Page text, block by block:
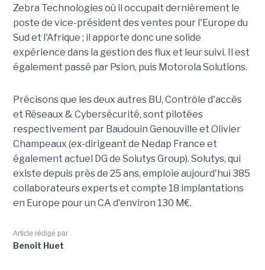
Zebra Technologies où il occupait dernièrement le
poste de vice-président des ventes pour l'Europe du
Sud et l'Afrique ; il apporte donc une solide
expérience dans la gestion des flux et leur suivi. Il est
également passé par Psion, puis Motorola Solutions.
Précisons que les deux autres BU, Contrôle d'accès
et Réseaux & Cybersécurité, sont pilotées
respectivement par Baudouin Genouville et Olivier
Champeaux (ex-dirigeant de Nedap France et
également actuel DG de Solutys Group). Solutys, qui
existe depuis près de 25 ans, emploie aujourd'hui 385
collaborateurs experts et compte 18 implantations
en Europe pour un CA d'environ 130 M€.
Article rédigé par
Benoît Huet